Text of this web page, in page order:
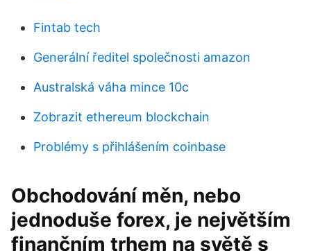
Fintab tech
Generální ředitel společnosti amazon
Australská váha mince 10c
Zobrazit ethereum blockchain
Problémy s přihlášením coinbase
Obchodování měn, nebo
jednoduše forex, je největším
finančním trhem na světě s